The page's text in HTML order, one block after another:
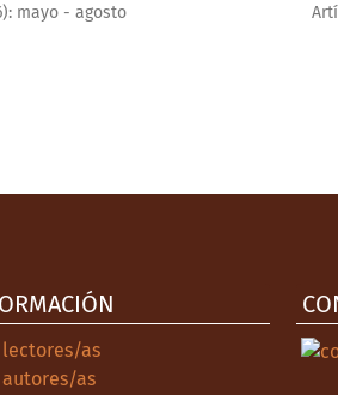
mayo - agosto
lectores/as
autores/as